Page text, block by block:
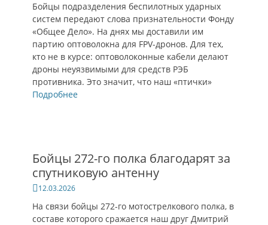
Бойцы подразделения беспилотных ударных
систем передают слова признательности Фонду
«Общее Дело». На днях мы доставили им
партию оптоволокна для FPV-дронов. Для тех,
кто не в курсе: оптоволоконные кабели делают
дроны неуязвимыми для средств РЭБ
противника. Это значит, что наш «птички»
Подробнее
Бойцы 272-го полка благодарят за
спутниковую антенну
Опубликовано
12.03.2026
На связи бойцы 272-го мотострелкового полка, в
составе которого сражается наш друг Дмитрий